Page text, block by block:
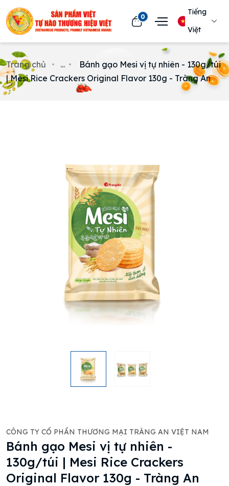
0
Tiếng
Việt
Trang chủ ...
Bánh gạo Mesi vị tự nhiên - 130g/túi
| Mesi Rice Crackers Original Flavor 130g - Tràng An
CÔNG TY CỔ PHẦN THƯƠNG MẠI TRÀNG AN VIỆT NAM
Bánh gạo Mesi vị tự nhiên -
130g/túi | Mesi Rice Crackers
Original Flavor 130g - Tràng An